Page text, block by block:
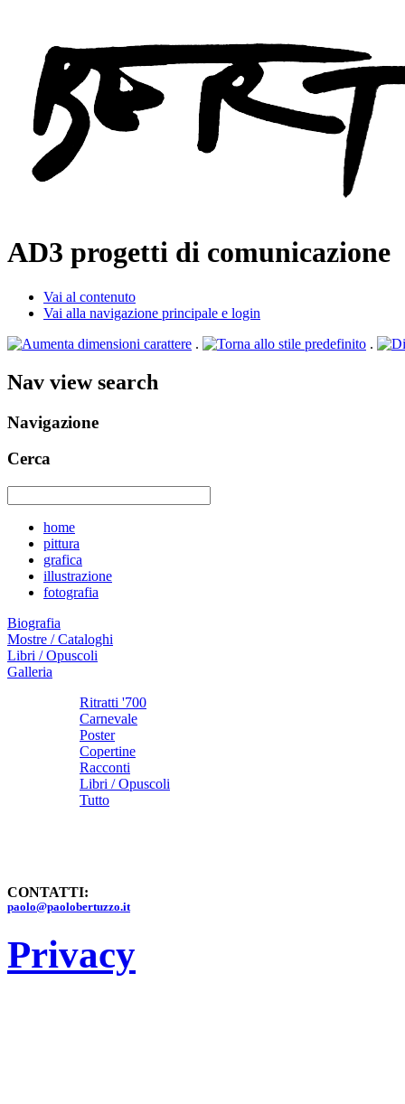
AD3 progetti di comunicazione
Vai al contenuto
Vai alla navigazione principale e login
.
.
Nav view search
Navigazione
Cerca
home
pittura
grafica
illustrazione
fotografia
Biografia
Mostre / Cataloghi
Libri / Opuscoli
Galleria
Ritratti '700
Carnevale
Poster
Copertine
Racconti
Libri / Opuscoli
Tutto
CONTATTI:
paolo@paolobertuzzo.it
Privacy